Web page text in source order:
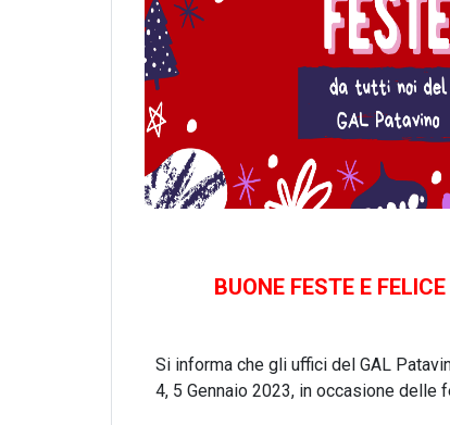
BUONE FESTE E
Si informa che gli uffici del GAL
4, 5 Gennaio 2023, in occasione delle